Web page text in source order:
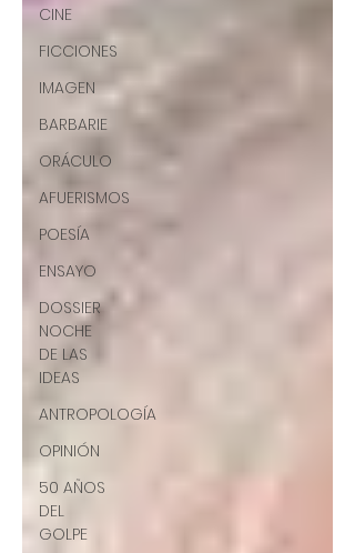
CINE
FICCIONES
IMAGEN
BARBARIE
ORÁCULO
AFUERISMOS
POESÍA
ENSAYO
DOSSIER
NOCHE
DE LAS
IDEAS
ANTROPOLOGÍA
OPINIÓN
50 AÑOS
DEL
GOLPE